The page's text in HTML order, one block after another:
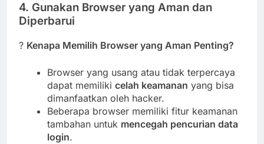
4. Gunakan Browser yang Aman dan
Diperbarui
? Kenapa Memilih Browser yang Aman Penting?
Browser yang usang atau tidak terpercaya
dapat memiliki celah keamanan yang bisa
dimanfaatkan oleh hacker.
Beberapa browser memiliki fitur keamanan
tambahan untuk mencegah pencurian data
login.